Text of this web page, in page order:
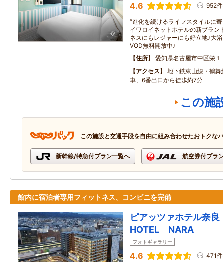
4.6 952件
“進化を続けるライフスタイルに
イワロイネットホテルの新ブラ
ネスにもレジャーにも好立地♪大
VOD無料開放中♪
住所
愛知県名古屋市中区栄
アクセス
地下鉄東山線・鶴
車、6番出口から徒歩約7分
この施
この施設と交通手段を自由に組み合わせたおトクな
新幹線/特急付プラン一覧へ 航空券付プラ
館内に宿泊者専用フィットネス、コンビニを完備
ピアッツァホテル
HOTEL NARA
フォトギャラリー
4.6 471件